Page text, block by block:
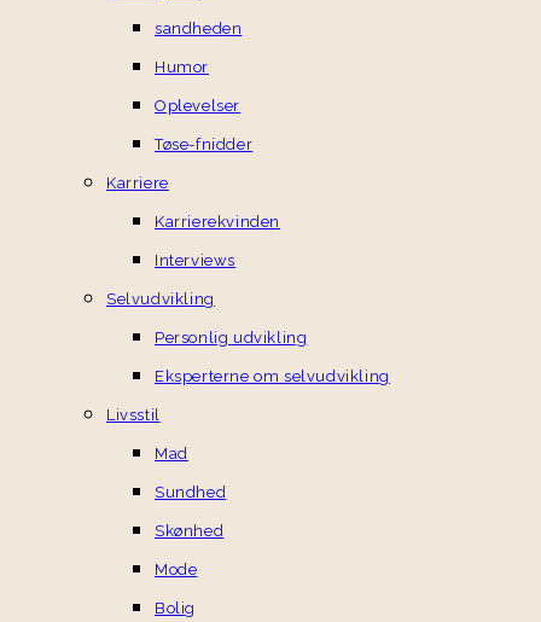
sandheden
Humor
Oplevelser
Tøse-fnidder
Karriere
Karrierekvinden
Interviews
Selvudvikling
Personlig udvikling
Eksperterne om selvudvikling
Livsstil
Mad
Sundhed
Skønhed
Mode
Bolig